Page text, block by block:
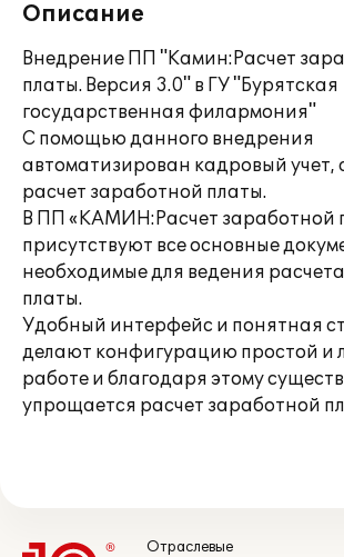
Описание
Внедрение ПП "Камин:Расчет
платы. Версия 3.0" в ГУ "Бурятская
государственная филармония"
С помощью данного внедрения
автоматизирован кадровый учет,
расчет заработной платы.
В ПП «КАМИН:Расчет заработной
присутствуют все основные
необходимые для ведения
платы.
Удобный интерфейс и понятная
делают конфигурацию простой и
работе и благодаря этому
упрощается расчет заработной
Отраслевые